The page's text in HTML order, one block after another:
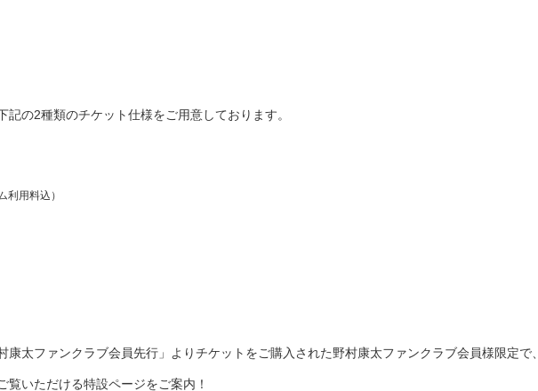
の2種類のチケット仕様をご用意しております。
用料込）
太ファンクラブ会員先行」よりチケットをご購入された野村康太ファンクラブ会員様限定で、
覧いただける特設ページをご案内！